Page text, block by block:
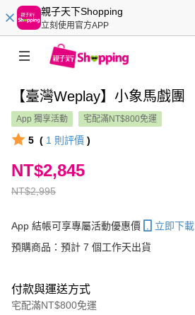
親子天下Shopping
立刻使用官方APP
【臺灣Weplay】小象馬戲團
App 獨享活動 宅配滿NT$800免運
5 ( 1 則評價 )
NT$2,995
NT$2,845
App 結帳可享專屬活動優惠價
立即下載
預購商品：預計 7 個工作天出貨
付款與運送方式
宅配滿NT$800免運